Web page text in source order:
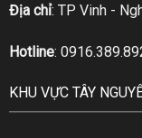
Địa chỉ: TP Vinh -
Hotline:
KHU VỰC TÂY